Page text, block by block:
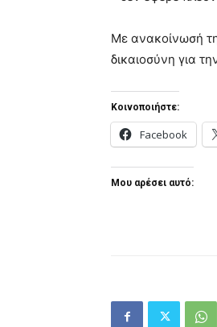
Με ανακοίνωσή
δικαιοσύνη για
Κοινοποιήστε:
Facebook
Μου αρέσει αυτό: